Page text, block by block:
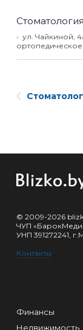
ул. Чайкиной,
© 2009-2026
ЧУП
УНП 391272241,
Контакты
Финансы
Недвижимость